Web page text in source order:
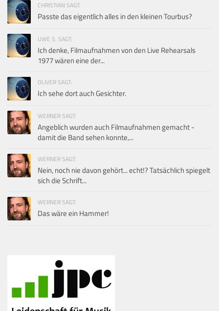
CHRISTIAN SAGT:
Passte das eigentlich alles in den kleinen Tourbus?
UWE S. SAGT:
Ich denke, Filmaufnahmen von den Live Rehearsals
1977 wären eine der...
OLIVER SAGT:
Ich sehe dort auch Gesichter.
WERNER SAGT:
Angeblich wurden auch Filmaufnahmen gemacht -
damit die Band sehen konnte,...
WERNER SAGT:
Nein, noch nie davon gehört... echt!? Tatsächlich spiegelt
sich die Schrift...
WERNER SAGT:
Das wäre ein Hammer!